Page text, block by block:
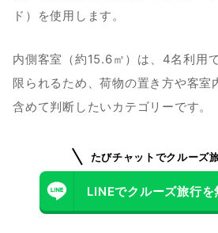
ド）を使用します。
内側客室（約15.6㎡）は、4名利用
限られるため、荷物の置き方や客室
含めて判断したいカテゴリーです。
たびチャットでクルーズ
LINEでクルーズ旅行